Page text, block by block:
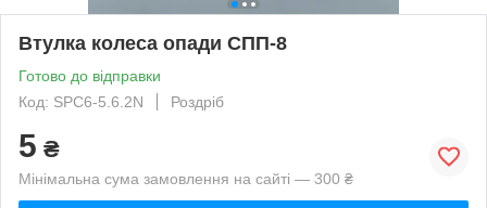
Втулка колеса опади СПП-8
Готово до відправки
Код: SPC6-5.6.2N
Роздріб
5 ₴
Мінімальна сума замовлення на сайті — 300 ₴